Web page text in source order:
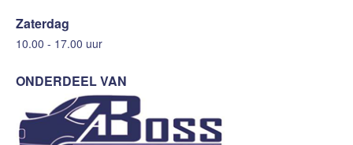
Zaterdag
10.00 - 17.00 uur
ONDERDEEL VAN